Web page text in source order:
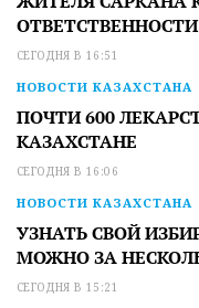
ОТВЕТСТВЕННОСТИ
СЕГОДНЯ В 16:51
НОВОСТИ КАЗАХСТАНА
ПОЧТИ 600
КАЗАХСТАНЕ
СЕГОДНЯ В 16:06
НОВОСТИ КАЗАХСТАНА
УЗНАТЬ СВОЙ
МОЖНО ЗА
СЕГОДНЯ В 15:21